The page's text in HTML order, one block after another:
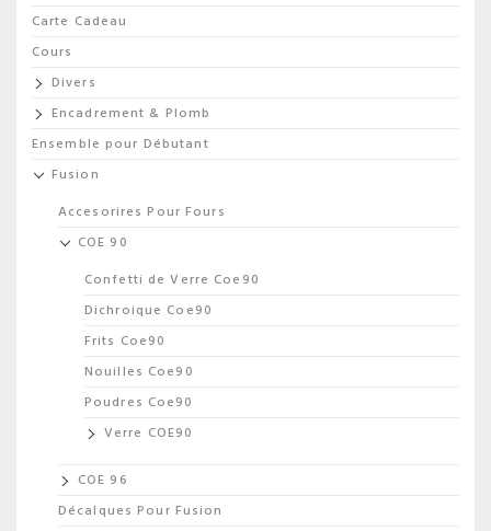
Carte Cadeau
Cours
Divers
Encadrement & Plomb
Ensemble pour Débutant
Fusion
Accesorires Pour Fours
COE 90
Confetti de Verre Coe90
Dichroique Coe90
Frits Coe90
Nouilles Coe90
Poudres Coe90
Verre COE90
COE 96
Décalques Pour Fusion